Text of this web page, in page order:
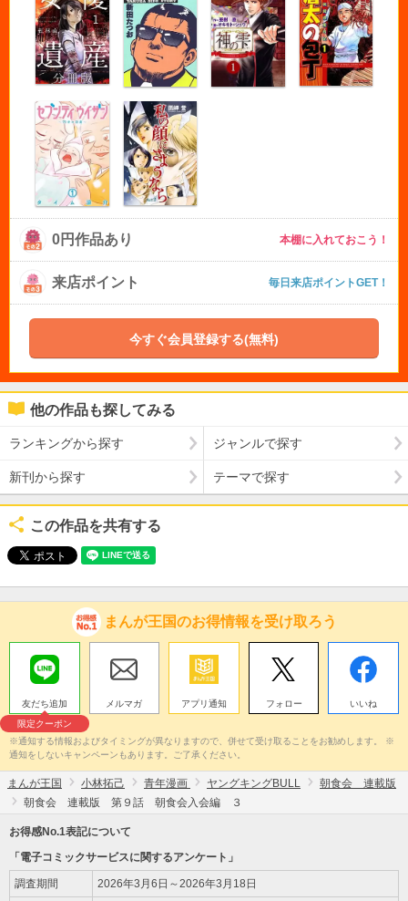
0円作品あり 本棚に入れておこう！
来店ポイント 毎日来店ポイントGET！
今すぐ会員登録する(無料)
他の作品も探してみる
ランキングから探す ジャンルで探す
新刊から探す テーマで探す
この作品を共有する
まんが王国のお得情報を受け取ろう
友だち追加
限定クーポン
メルマガ アプリ通知 フォロー いいね
※通知する情報およびタイミングが異なりますので、併せて受け取ることをお勧めします。 ※
通知をしないキャンペーンもあります。ご了承ください。
まんが王国 小林拓己 青年漫画 ヤングキングBULL
朝食会 連載版
朝食会 連載版 第９話 朝食会入会編 ３
お得感No.1表記について
「電子コミックサービスに関するアンケート」
調査期間 2026年3月6日～2026年3月18日